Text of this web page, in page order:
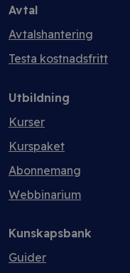
Avtal
Avtalshantering
Testa kostnadsfritt
Utbildning
Kurser
Kurspaket
Abonnemang
Webbinarium
Kunskapsbank
Guider